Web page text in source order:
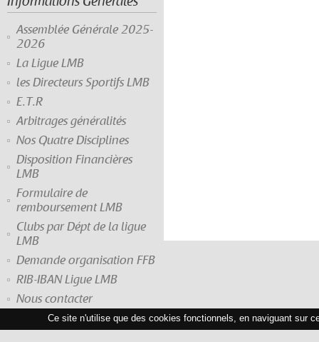
Assemblée Générale 2025-
2026
La Ligue LMB
les Directeurs Sportifs LMB
E.T.R
Arbitrages généralités
Nos Quatre Disciplines
Disposition Financières
LMB
Formulaire de
remboursement LMB
Clubs par Dépt de la ligue
LMB
Demande organisation FFB
RIB-IBAN Ligue LMB
Nous contacter
Ce site n'utilise que des cookies fonctionnels, en naviguant sur